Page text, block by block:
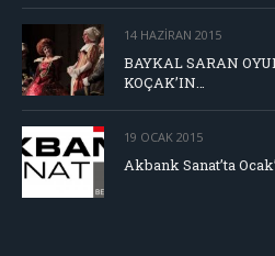
14 HAZIRAN 2015
BAYKAL SARAN
KOÇAK’IN…
19 OCAK 2015
Akbank Sanat’ta